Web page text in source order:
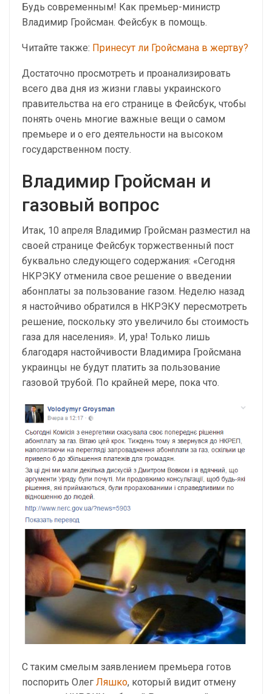
Будь современным! Как премьер-министр
Владимир Гройсман. Фейсбук в помощь.
Читайте также: Принесут ли Гройсмана в жертву?
Достаточно просмотреть и проанализировать
всего два дня из жизни главы украинского
правительства на его странице в Фейсбук, чтобы
понять очень многие важные вещи о самом
премьере и о его деятельности на высоком
государственном посту.
Владимир Гройсман и
газовый вопрос
Итак, 10 апреля Владимир Гройсман разместил на
своей странице Фейсбук торжественный пост
буквально следующего содержания: «Сегодня
НКРЭКУ отменила свое решение о введении
абонплаты за пользование газом. Неделю назад
я настойчиво обратился в НКРЭКУ пересмотреть
решение, поскольку это увеличило бы стоимость
газа для населения». И, ура! Только лишь
благодаря настойчивости Владимира Гройсмана
украинцы не будут платить за пользование
газовой трубой. По крайней мере, пока что.
С таким смелым заявлением премьера готов
поспорить Олег Ляшко, который видит отмену